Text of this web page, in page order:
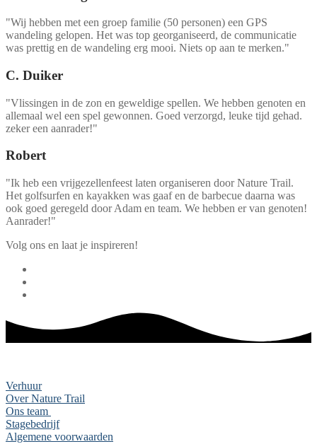
"Wij hebben met een groep familie (50 personen) een GPS
wandeling gelopen. Het was top georganiseerd, de communicatie
was prettig en de wandeling erg mooi. Niets op aan te merken."
C. Duiker
"Vlissingen in de zon en geweldige spellen. We hebben genoten en
allemaal wel een spel gewonnen. Goed verzorgd, leuke tijd gehad.
zeker een aanrader!"
Robert
"Ik heb een vrijgezellenfeest laten organiseren door Nature Trail.
Het golfsurfen en kayakken was gaaf en de barbecue daarna was
ook goed geregeld door Adam en team. We hebben er van genoten!
Aanrader!"
Volg ons en laat je inspireren!
Verhuur
Over Nature Trail
Ons team
Stagebedrijf
Algemene voorwaarden